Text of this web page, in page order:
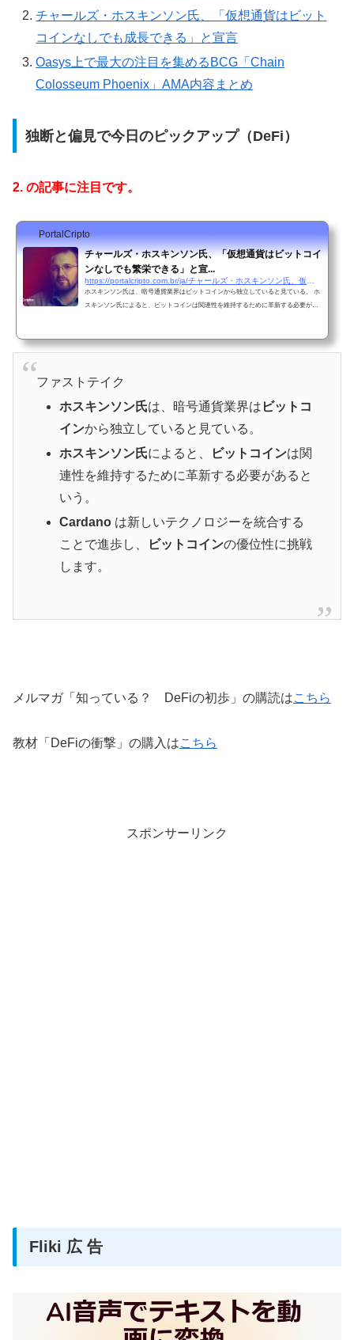
チャールズ・ホスキンソン氏、「仮想通貨はビット
コインなしでも成長できる」と宣言
Oasys上で最大の注目を集めるBCG「Chain
Colosseum Phoenix」AMA内容まとめ
独断と偏見で今日のピックアップ（DeFi）
2. の記事に注目です。
PortalCripto
チャールズ・ホスキンソン氏、「仮想通貨はビットコイ
ンなしでも繁栄できる」と宣...
https://portalcripto.com.br/ja/チャールズ・ホスキンソン氏、仮想通貨はビットコインなしでも成長できると語る/
ホスキンソン氏は、暗号通貨業界はビットコインから独立していると見ている。 ホ
スキンソン氏によると、ビットコインは関連性を維持するために革新する必要があ
ファストテイク
ホスキンソン氏は、暗号通貨業界は ビットコ
インから独立していると見ている。
ホスキンソン氏によると、 ビットコインは関
連性を維持するために革新する必要があると
いう。
Cardanoは新しいテクノロジーを統合する
ことで進歩し、
ビットコインの優位性に挑戦
します。
メルマガ「知っている？ DeFiの初歩」の購読はこちら
教材「DeFiの衝撃」の購入はこちら
スポンサーリンク
Fliki 広 告